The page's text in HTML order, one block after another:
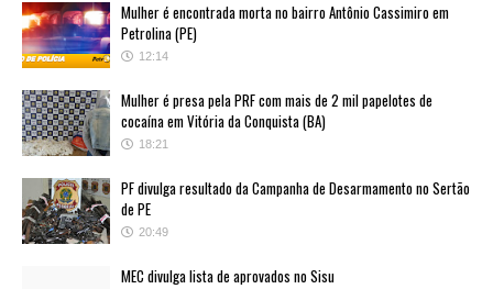
Mulher é encontrada morta no bairro Antônio Cassimiro em
Petrolina (PE)
12:14
Mulher é presa pela PRF com mais de 2 mil papelotes de
cocaína em Vitória da Conquista (BA)
18:21
PF divulga resultado da Campanha de Desarmamento no Sertão
de PE
20:49
MEC divulga lista de aprovados no Sisu